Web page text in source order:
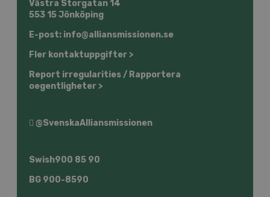
Västra Storgatan 14
553 15 Jönköping
E-post: info@alliansmissionen.se
Fler kontaktuppgifter >
Report irregularities / Rapportera
oegentligheter >
@SvenskaAlliansmissionen
Swish900 85 90
BG 900-8590